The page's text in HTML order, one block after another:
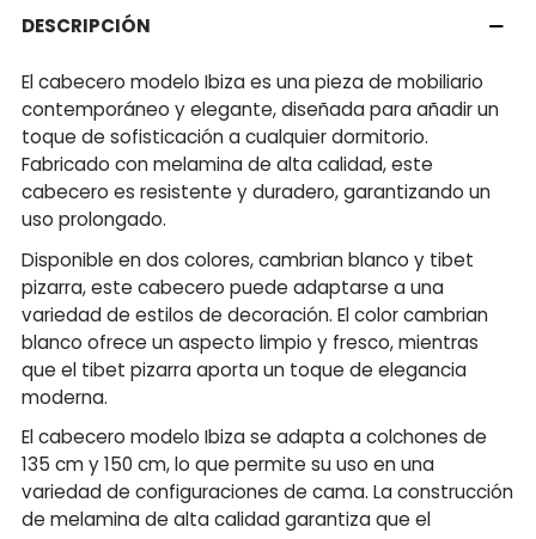
DESCRIPCIÓN
El cabecero modelo Ibiza es una pieza de mobiliario
contemporáneo y elegante, diseñada para añadir un
toque de sofisticación a cualquier dormitorio.
Fabricado con melamina de alta calidad, este
cabecero es resistente y duradero, garantizando un
uso prolongado.
Disponible en dos colores, cambrian blanco y tibet
pizarra, este cabecero puede adaptarse a una
variedad de estilos de decoración. El color cambrian
blanco ofrece un aspecto limpio y fresco, mientras
que el tibet pizarra aporta un toque de elegancia
moderna.
El cabecero modelo Ibiza se adapta a colchones de
135 cm y 150 cm, lo que permite su uso en una
variedad de configuraciones de cama. La construcción
de melamina de alta calidad garantiza que el